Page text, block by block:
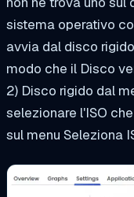
sistema operativo
avvia dal disco
modo che il Disco
2) Disco rigido dal
selezionare l'ISO
sul menu Seleziona